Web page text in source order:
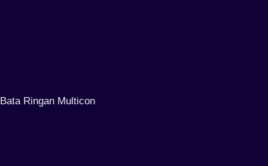
Bata Ringan Multicon